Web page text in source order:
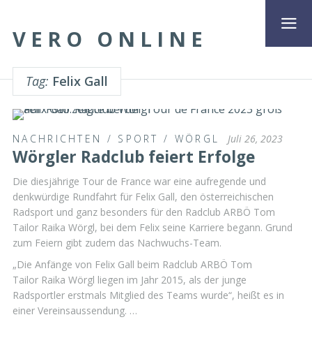
VERO ONLINE
Tag: Felix Gall
NACHRICHTEN / SPORT / WÖRGL Juli 26, 2023
Wörgler Radclub feiert Erfolge
Die diesjährige Tour de France war eine aufregende und
denkwürdige Rundfahrt für Felix Gall, den österreichischen
Radsport und ganz besonders für den Radclub ARBÖ Tom
Tailor Raika Wörgl, bei dem Felix seine Karriere begann. Grund
zum Feiern gibt zudem das Nachwuchs-Team.
„Die Anfänge von Felix Gall beim Radclub ARBÖ Tom
Tailor Raika Wörgl liegen im Jahr 2015, als der junge
Radsportler erstmals Mitglied des Teams wurde“, heißt es in
einer Vereinsaussendung. …